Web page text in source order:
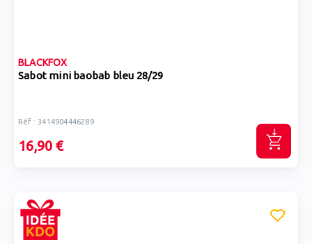
BLACKFOX
Sabot mini baobab bleu 28/29
Réf : 3414904446289
16,90 €